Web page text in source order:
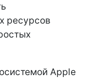
ресурсов
Apple